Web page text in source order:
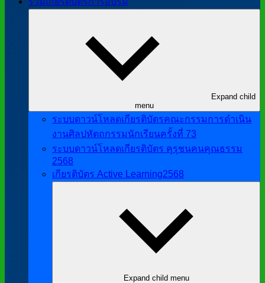
Expand child
menu
ระบบดาวน์โหลดเกียรติบัตรคณะกรรมการดำเนิน
งานศิลปหัตถกรรมนักเรียนครั้งที่ 73
ระบบดาวน์โหลดเกียรติบัตร คุรุชนคนคุณธรรม
2568
เกียรติบัตร Active Learning2568
Expand child menu